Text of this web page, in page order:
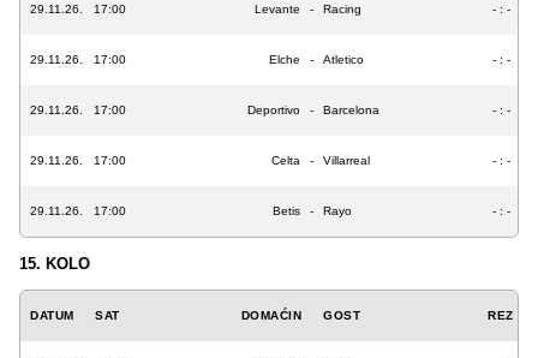
29.11.26. 17:00 Levante - Racing - : -
29.11.26. 17:00 Elche - Atletico - : -
29.11.26. 17:00 Deportivo - Barcelona - : -
29.11.26. 17:00 Celta - Villarreal - : -
29.11.26. 17:00 Betis - Rayo - : -
15. KOLO
DATUM SAT DOMAĆIN GOST REZ